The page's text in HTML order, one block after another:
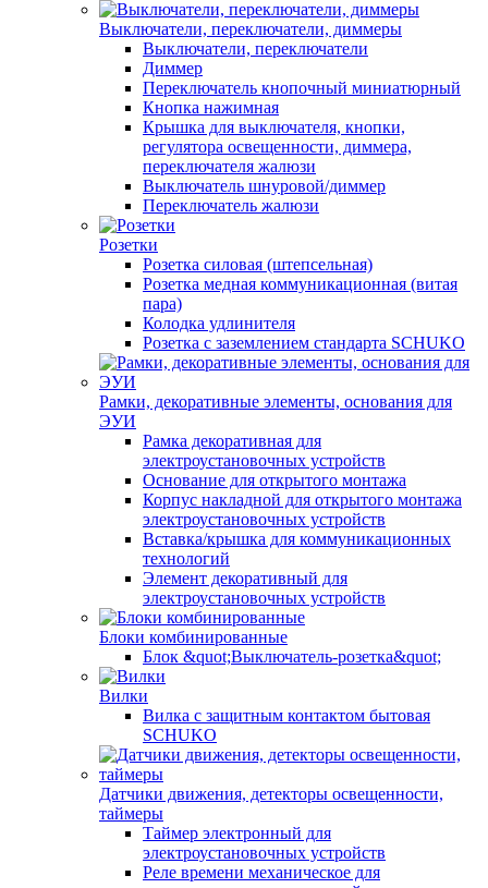
Выключатели, переключатели, диммеры
Выключатели, переключатели
Диммер
Переключатель кнопочный миниатюрный
Кнопка нажимная
Крышка для выключателя, кнопки,
регулятора освещенности, диммера,
переключателя жалюзи
Выключатель шнуровой/диммер
Переключатель жалюзи
Розетки
Розетка силовая (штепсельная)
Розетка медная коммуникационная (витая
пара)
Колодка удлинителя
Розетка с заземлением стандарта SCHUKO
Рамки, декоративные элементы, основания для
ЭУИ
Рамка декоративная для
электроустановочных устройств
Основание для открытого монтажа
Корпус накладной для открытого монтажа
электроустановочных устройств
Вставка/крышка для коммуникационных
технологий
Элемент декоративный для
электроустановочных устройств
Блоки комбинированные
Блок &quot;Выключатель-розетка&quot;
Вилки
Вилка с защитным контактом бытовая
SCHUKO
Датчики движения, детекторы освещенности,
таймеры
Таймер электронный для
электроустановочных устройств
Реле времени механическое для